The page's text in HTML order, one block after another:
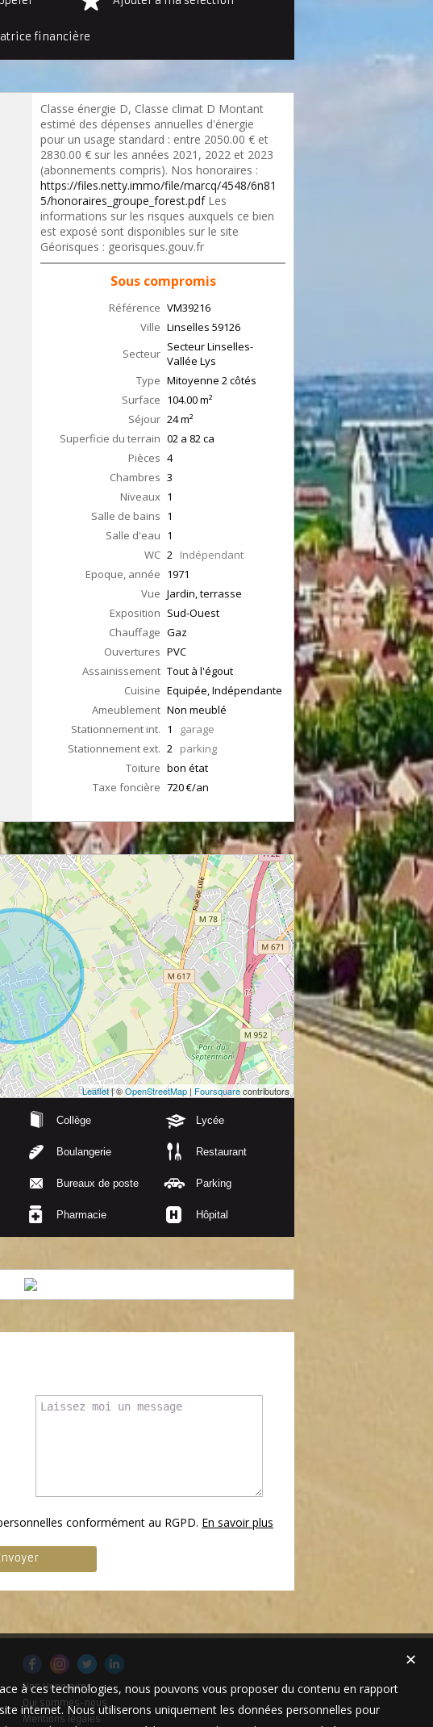
financière
Classe énergie D, Classe climat D Montant
estimé des dépenses annuelles d'énergie
pour un usage standard : entre 2050.00 € et
2830.00 € sur les années 2021, 2022 et 2023
(abonnements compris). Nos honoraires :
https://files.netty.immo/file/marcq/4548/6n81
5/honoraires_groupe_forest.pdfLes
informations sur les risques auxquels ce bien
est exposé sont disponibles sur le site
Géorisques : georisques.gouv.fr
Sous compromis
Référence VM39216
Ville Linselles 59126
Secteur Secteur Linselles-
Vallée Lys
Type Mitoyenne 2 côtés
Surface 104.00m²
Séjour 24m²
Superficie du terrain 02 a 82 ca
Pièces 4
Chambres 3
Niveaux 1
Salle de bains 1
Salle d'eau 1
WC 2 Indépendant
Epoque, année 1971
Vue Jardin, terrasse
Exposition Sud-Ouest
Chauffage Gaz
Ouvertures PVC
Assainissement Tout à l'égout
Cuisine Equipée, Indépendante
Ameublement Non meublé
Stationnement int. 1
garage
Stationnement ext. 2 parking
Toiture bon état
Taxe foncière 720 €/an
Leaflet| ©OpenStreetMap |Foursquarecontributors
Collège Lycée
Boulangerie Restaurant
Bureaux de poste Parking
Pharmacie Hôpital
conformément au RGPD. En savoir plus
Nos Honoraires
Qui sommes-nous
Mentions légales
✕
à ces technologies, nous pouvons vous proposer du contenu en rapport
internet. Nous utiliserons uniquement les données personnelles pour